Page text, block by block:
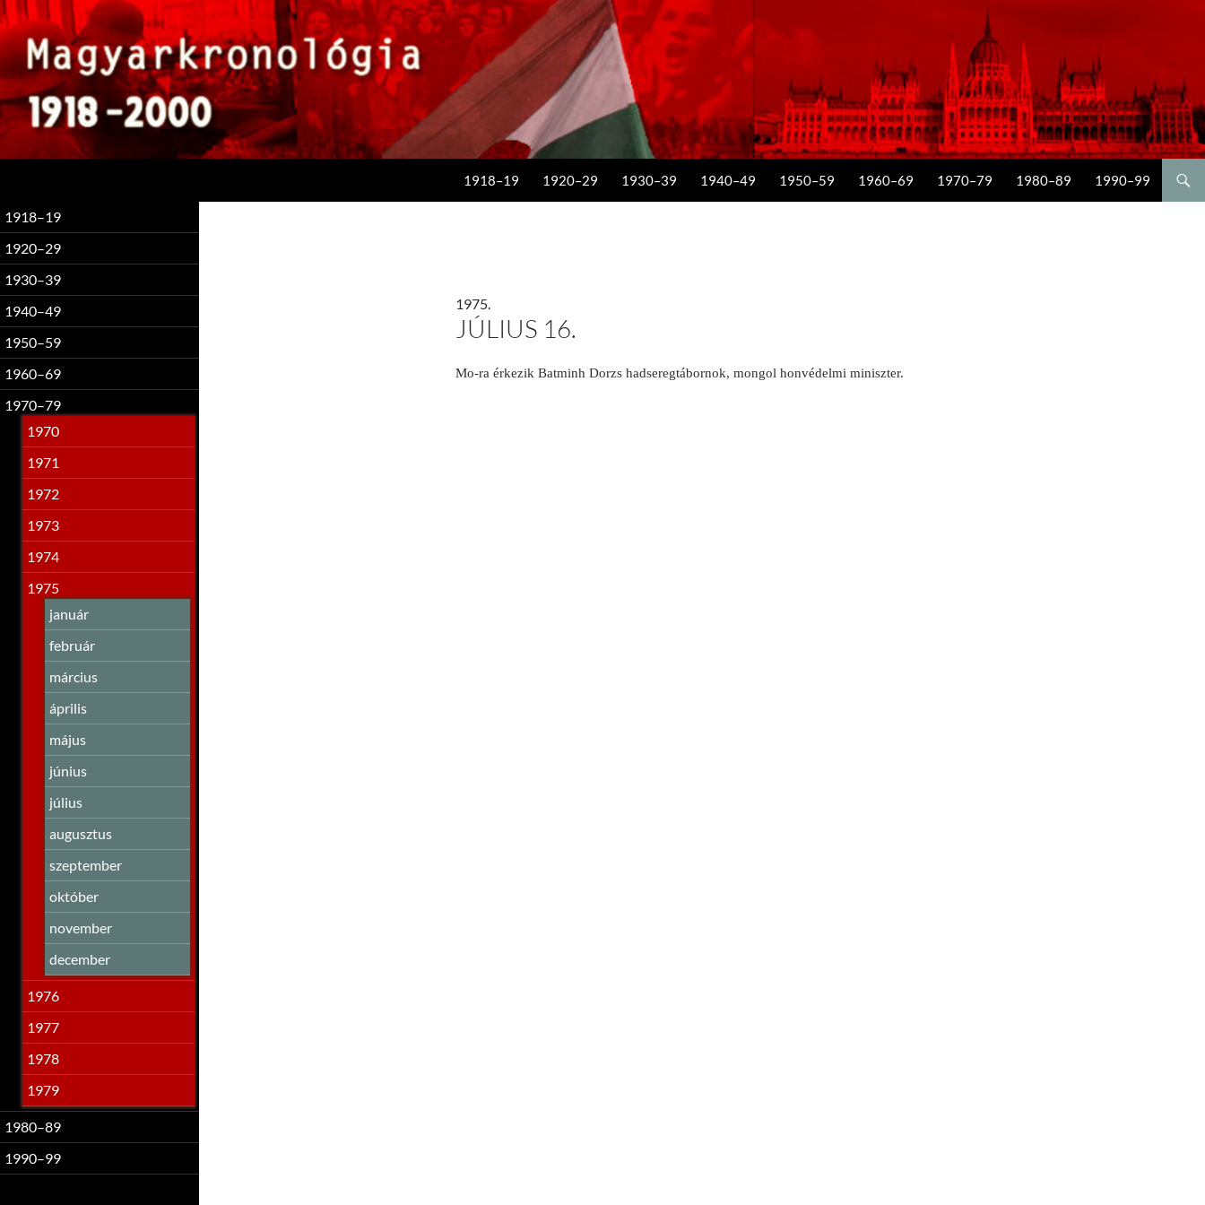
1918–19 1920–29 1930–39 1940–49 1950–59 1960–69 1970–79 1980–89 1990–99
1975.
JÚLIUS 16.
Mo-ra érkezik Batminh Dorzs hadseregtábornok, mongol honvédelmi miniszter.
1918–19
1920–29
1930–39
1940–49
1950–59
1960–69
1970–79
1970
1971
1972
1973
1974
1975
január
február
március
április
május
június
július
augusztus
szeptember
október
november
december
1976
1977
1978
1979
1980–89
1990–99